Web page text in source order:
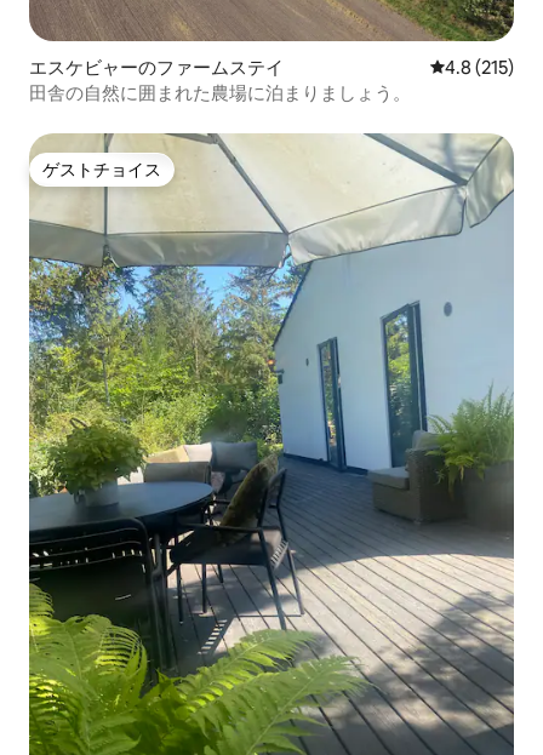
エスケビャーのファームステイ レビュー215
4.8 (215)
田舎の自然に囲まれた農場に泊まりましょう。
ゲストチョイス
ゲストチョイス